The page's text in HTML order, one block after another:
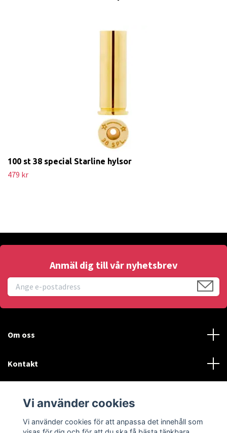
100 st 38 special Starline hylsor
479 kr
Anmäl dig till vår nyhetsbrev
Om oss
Kontakt
Sociala medier
Vi använder cookies
Vi använder cookies för att anpassa det innehåll som